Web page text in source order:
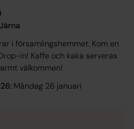
i församlingshemmet. Kom en
in! Kaffe och kaka serveras
välkommen!
Måndag 26 januari